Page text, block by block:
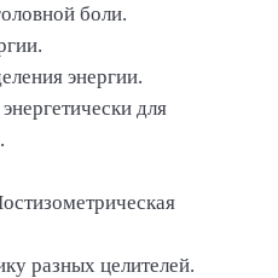
боли.
энергии.
для
разных целителей.